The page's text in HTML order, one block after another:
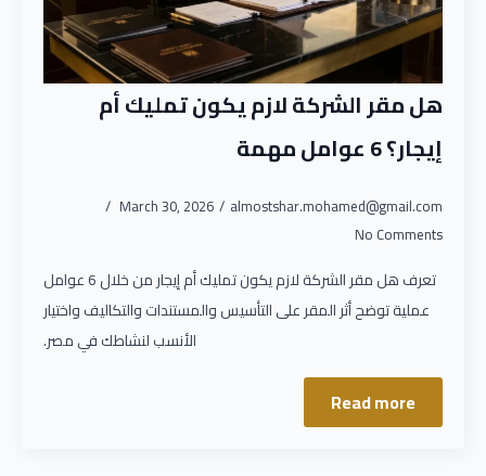
هل مقر الشركة لازم يكون تمليك أم
إيجار؟ 6 عوامل مهمة
almostshar.mohamed@gmail.com
March 30, 2026
No Comments
تعرف هل مقر الشركة لازم يكون تمليك أم إيجار من خلال 6 عوامل
عملية توضح أثر المقر على التأسيس والمستندات والتكاليف واختيار
الأنسب لنشاطك في مصر.
Read more